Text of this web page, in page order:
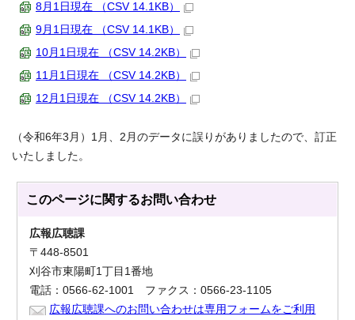
8月1日現在 （CSV 14.1KB）
9月1日現在 （CSV 14.1KB）
10月1日現在 （CSV 14.2KB）
11月1日現在 （CSV 14.2KB）
12月1日現在 （CSV 14.2KB）
（令和6年3月）1月、2月のデータに誤りがありましたので、訂正
いたしました。
このページに関するお問い合わせ
広報広聴課
〒448-8501
刈谷市東陽町1丁目1番地
電話：0566-62-1001 ファクス：0566-23-1105
広報広聴課へのお問い合わせは専用フォームをご利用